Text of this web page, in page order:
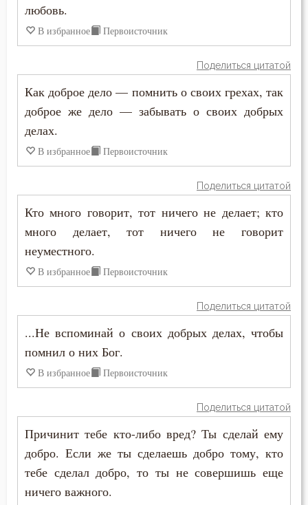
Ссора
Страсть
Страх
Страх Божий
Страшный суд
Суета
Таинство
Творения святых
Терпение
Трезвение
Троица
любовь.
В избранное Первоисточник
Поделиться цитатой
Как доброе дело — помнить о своих грехах, так
доброе же дело — забывать о своих добрых
делах.
В избранное Первоисточник
Поделиться цитатой
Кто много говорит, тот ничего не делает; кто
много делает, тот ничего не говорит
неуместного.
В избранное Первоисточник
Поделиться цитатой
...Не вспоминай о своих добрых делах, чтобы
помнил о них Бог.
В избранное Первоисточник
Поделиться цитатой
Причинит тебе кто-либо вред? Ты сделай ему
добро. Если же ты сделаешь добро тому, кто
тебе сделал добро, то ты не совершишь еще
ничего важного.